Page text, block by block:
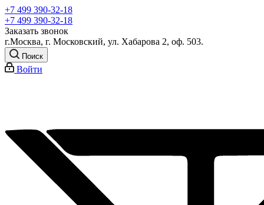
+7 499 390-32-18
+7 499 390-32-18
Заказать звонок
г.Москва, г. Московский, ул. Хабарова 2, оф. 503.
Поиск
Войти